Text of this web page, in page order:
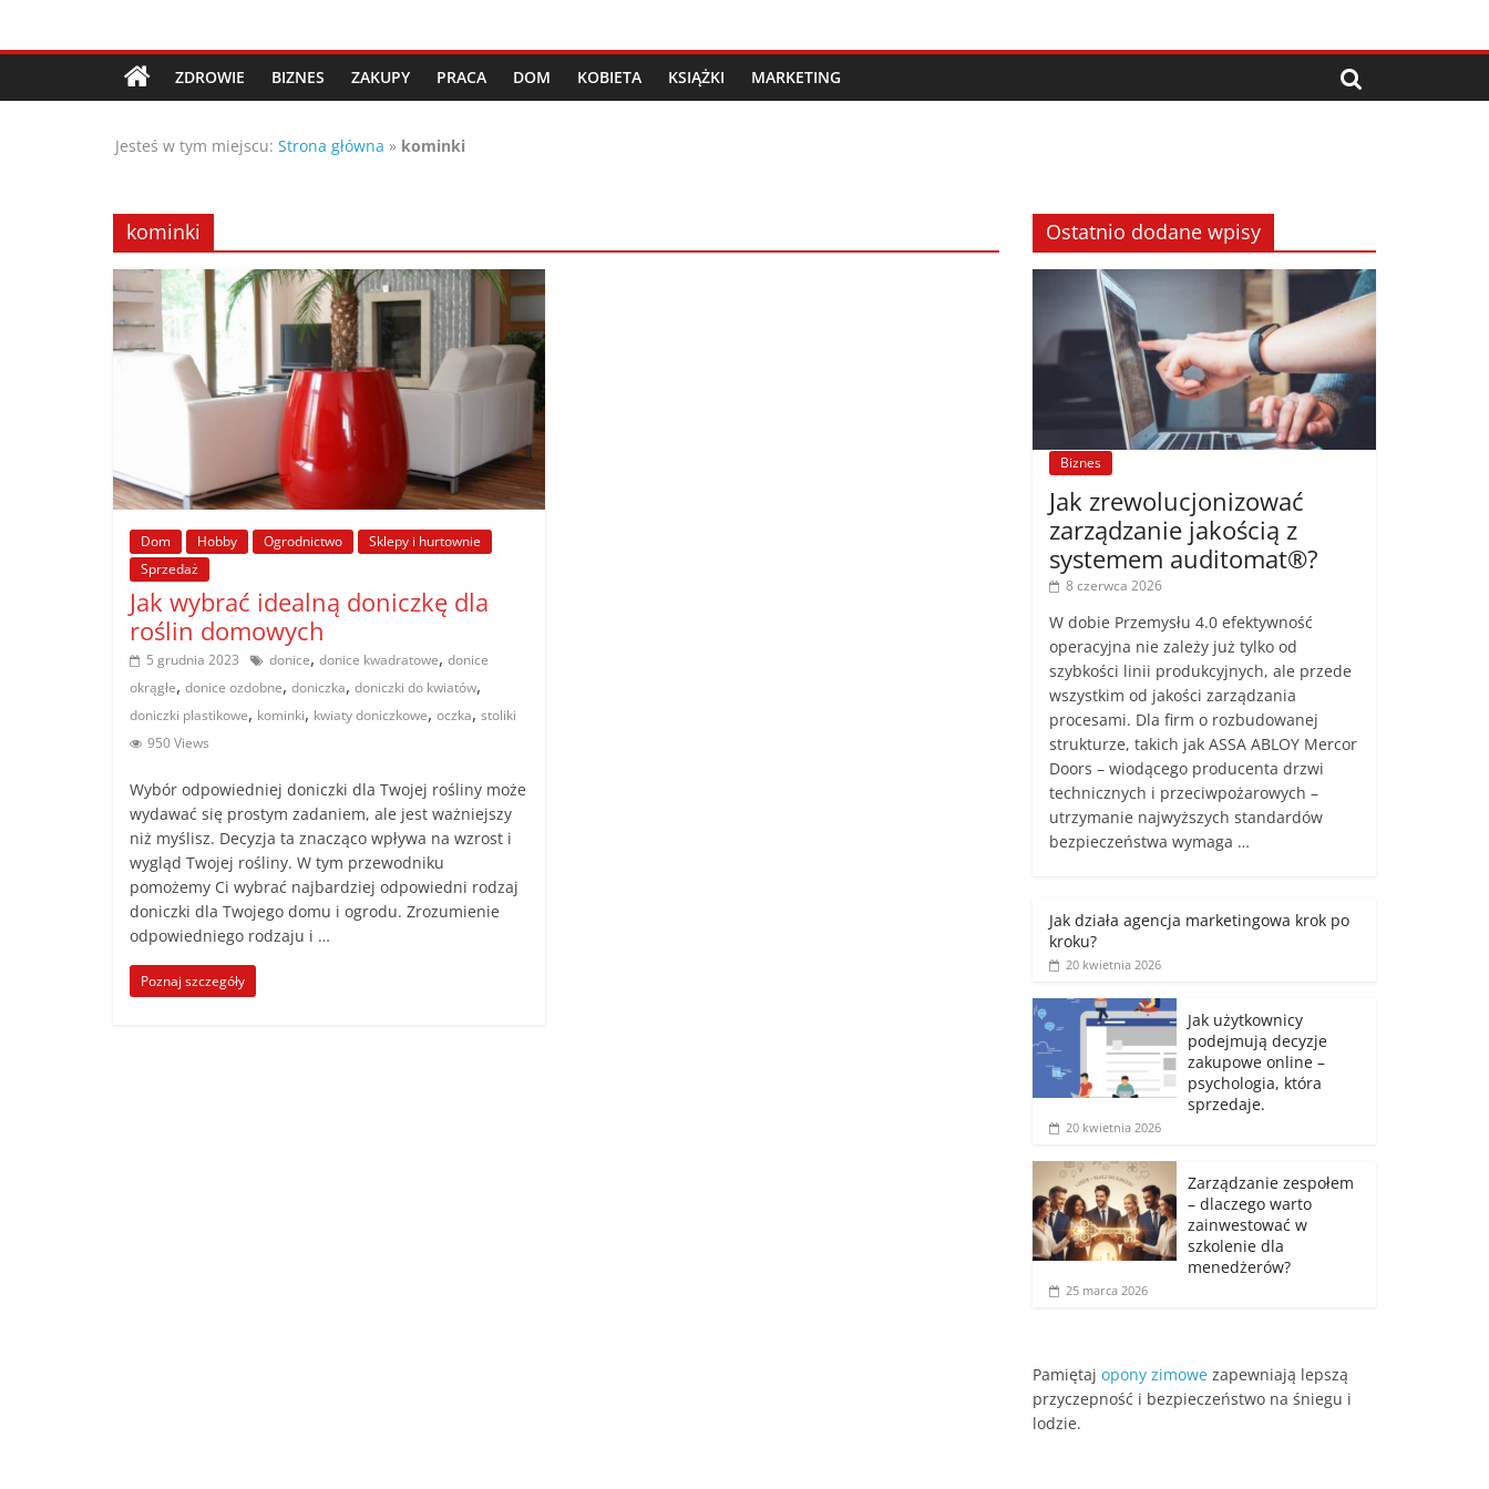
Porady,
wskazówki
oraz
ciekawe
rady
–
poznaj
te
poradniki.
Porady
praktyczne
porady
wskazówki
na
każdy
temat
ZDROWIE BIZNES ZAKUPY PRACA DOM KOBIETA KSIĄŻKI MARKETING
Jesteś w tym miejscu: Strona główna » kominki
kominki
Dom Hobby Ogrodnictwo
Sklepy i hurtownie
Sprzedaż
Jak wybrać idealną doniczkę dla
roślin domowych
5 grudnia 2023 donice, donice kwadratowe, donice
okrągłe, donice ozdobne, doniczka, doniczki do kwiatów,
doniczki plastikowe, kominki, kwiaty doniczkowe, oczka, stoliki
950 Views
Wybór odpowiedniej doniczki dla Twojej rośliny może
wydawać się prostym zadaniem, ale jest ważniejszy
niż myślisz. Decyzja ta znacząco wpływa na wzrost i
wygląd Twojej rośliny. W tym przewodniku
pomożemy Ci wybrać najbardziej odpowiedni rodzaj
doniczki dla Twojego domu i ogrodu. Zrozumienie
odpowiedniego rodzaju i …
Poznaj szczegóły
Ostatnio dodane wpisy
Biznes
Jak zrewolucjonizować
zarządzanie jakością z
systemem auditomat®?
8 czerwca 2026
W dobie Przemysłu 4.0 efektywność
operacyjna nie zależy już tylko od
szybkości linii produkcyjnych, ale przede
wszystkim od jakości zarządzania
procesami. Dla firm o rozbudowanej
strukturze, takich jak ASSA ABLOY Mercor
Doors – wiodącego producenta drzwi
technicznych i przeciwpożarowych –
utrzymanie najwyższych standardów
bezpieczeństwa wymaga …
Jak działa agencja marketingowa krok po
kroku?
20 kwietnia 2026
Jak użytkownicy
podejmują decyzje
zakupowe online –
psychologia, która
sprzedaje.
20 kwietnia 2026
Zarządzanie zespołem
– dlaczego warto
zainwestować w
szkolenie dla
menedżerów?
25 marca 2026
Pamiętaj opony zimowe zapewniają lepszą
przyczepność i bezpieczeństwo na śniegu i
lodzie.